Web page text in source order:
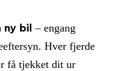
bil – engang
Hver fjerde
få tjekket dit ur